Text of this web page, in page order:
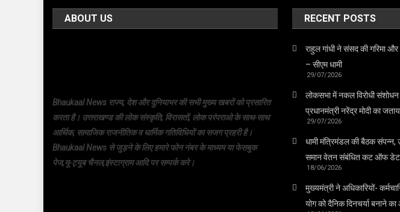
ABOUT US
Bhaukaal News राज्य, देश और दुनियाभर की सभी मुख्य खबरों को प्रसारित
करता है। उत्तराखण्ड की लोक संस्कृति, विरासतों, लोक परंपराओ के साथ-साथ
आर्थिक, सामाजिक राजनीतिक व धार्मिक गतिविधियों का सजग प्रहरी है।
Bhaukaal News से जुड़ने के लिए हमारे फोन नंबर के माध्यम या फेसबुक
पेज,यू-ट्यूब चैनल,इंस्टाग्राम आदि पर सम्पर्क करे।
RECENT POSTS
राहुल गांधी ने संसद की गरिमा
– सीएम धामी
29/07/2026
लोकसभा में नकल विरोधी संशोधन
प्रधानमंत्री नरेंद्र मोदी का
29/07/2026
धामी मंत्रिमंडल की बैठक संपन्न,
समान वेतन संबंधित कट ऑफ
18/06/2026
मुख्यमंत्री ने अधिकारियों-
योग को दैनिक दिनचर्या बनाने का